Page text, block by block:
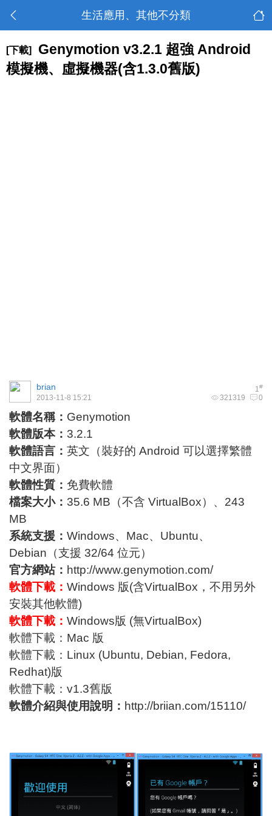
生活應用、其他不分類
[下載]
Genymotion v3.2.1 超強 Android
模擬機、虛擬機器(含1.3.0舊版)
1#
brian
321319 0
2013-11-8 15:21
軟體名稱： Genymotion
軟體版本： 3.2.1
軟體語言： 英文（裝好的 Android 可以選擇繁體
中文界面）
軟體性質： 免費軟體
檔案大小： 35.6 MB（不含 VirtualBox）、243
MB
系統支援： Windows、Mac、Ubuntu、
Debian（支援 32/64 位元）
官方網站： http://www.genymotion.com/
軟體下載： Windows 版(含VirtualBox，不用另外
安裝其他軟體)
軟體下載： Windows版 (無VirtualBox)
軟體下載： Mac 版
軟體下載： Linux (Ubuntu, Debian, Fedora,
Redhat)版
軟體下載： v1.3舊版
軟體介紹與使用說明： http://briian.com/15110/